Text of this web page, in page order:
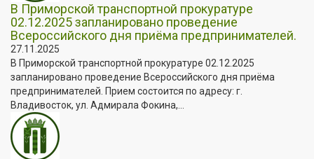
В Приморской транспортной прокуратуре
02.12.2025 запланировано проведение
Всероссийского дня приёма предпринимателей.
27.11.2025
В Приморской транспортной прокуратуре 02.12.2025
запланировано проведение Всероссийского дня приёма
предпринимателей. Прием состоится по адресу: г.
Владивосток, ул. Адмирала Фокина,...